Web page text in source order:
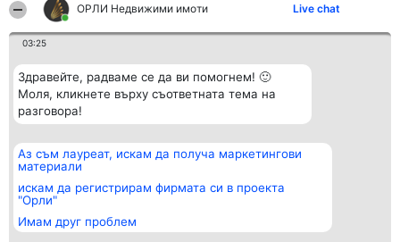
ОРЛИ Недвижими имоти Live chat
03:25
Здравейте, радваме се да ви помогнем! 🙂
Моля, кликнете върху съответната тема на
разговора!
Аз съм лауреат, искам да получа маркетингови
материали
искам да регистрирам фирмата си в проекта
"Орли"
Имам друг проблем
Организатор на
класиране
BulevardulAleea Timișul De
Sus Nr. 2, Bl. A30, Sc. A, Et.
4, Ap. 13
București 53-238
Класация
всички
Статут/Устав
Контакти